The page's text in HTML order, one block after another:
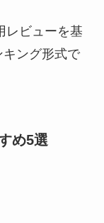
レビューを基
ング形式で
め5選